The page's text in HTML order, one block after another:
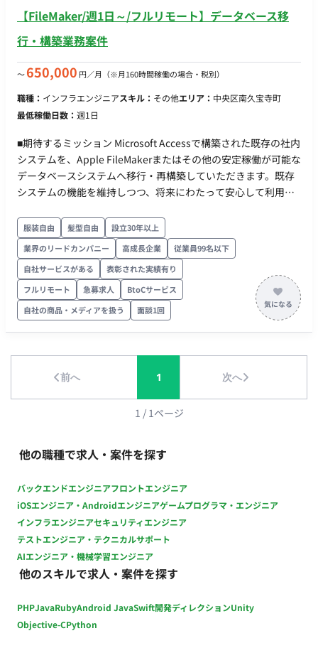
【FileMaker/週1日～/フルリモート】データベース移
行・構築業務案件
〜650,000 円／月 （※月160時間稼働の場合・税別）
職種： インフラエンジニアスキル： その他エリア： 中央区南久宝寺町
最低稼働日数： 週1日
■期待するミッション Microsoft Accessで構築された既存の社内
システムを、Apple FileMakerまたはその他の安定稼働が可能な
データベースシステムへ移行・再構築していただきます。既存
システムの機能を維持しつつ、将来にわたって安心して利用で
しているMicrosoft Access（バージョン2007～2010、パソコン
ごとに異なる）による業務システムの見直しと刷新を検討して
います。なお、Apple社のFileMakerへの移行を検討段階です。
（要相談） ■業務内容 【既存Accessシステムの理解と新システ
ムへの移行】 ・既存Accessシステムの機能、データ構造のヒ
アリングと分析 ・FileMaker、またはその他提案されたデータ
ベースシステムでの設計/開発/構築 ・データ移行作業 ・必要に
在いません。 依頼主と直接やり取りを行い、プロジェクトを進
めていただきます。 ■環境 社内サーバー（オンプレミス環境）
重要なシステム移行を担うことで、業務の効率化と安定性を直
服装自由 髪型自由
設立30年以上
業界のリードカンパニー
高成長企業
従業員99名以下
自社サービスがある
表彰された実績有り
フルリモート
急募求人
BtoCサービス
自社の商品・メディアを扱う
面談1回
前へ 1 次へ
1 / 1ページ
他の職種で求人・案件を探す
バックエンドエンジニアフロントエンジニア
iOSエンジニア・Androidエンジニアゲームプログラマ・エンジニア
インフラエンジニアセキュリティエンジニア
テストエンジニア・テクニカルサポート
AIエンジニア・機械学習エンジニア
他のスキルで求人・案件を探す
PHPJavaRubyAndroid JavaSwift開発ディレクションUnity
Objective-CPython